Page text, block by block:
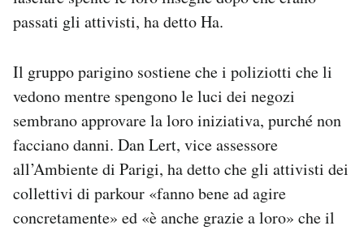
passati gli attivisti, ha detto Ha.
Il gruppo parigino sostiene che i poliziotti che li
vedono mentre spengono le luci dei negozi
sembrano approvare la loro iniziativa, purché non
facciano danni. Dan Lert, vice assessore
all’Ambiente di Parigi, ha detto che gli attivisti dei
collettivi di parkour «fanno bene ad agire
concretamente» ed «è anche grazie a loro» che il